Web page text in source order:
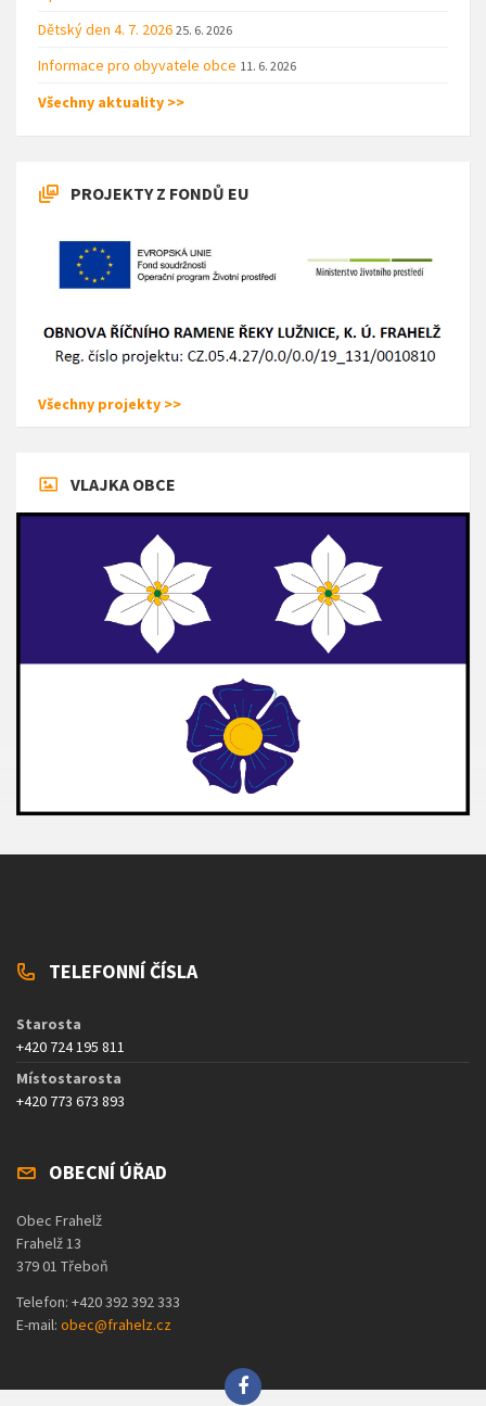
Dětský den 4. 7. 2026 25. 6. 2026
Informace pro obyvatele obce 11. 6. 2026
Všechny aktuality >>
PROJEKTY Z FONDŮ EU
Všechny projekty >>
VLAJKA OBCE
TELEFONNÍ ČÍSLA
Starosta
+420 724 195 811
Místostarosta
+420 773 673 893
OBECNÍ ÚŘAD
Obec Frahelž
Frahelž 13
379 01 Třeboň
Telefon: +420 392 392 333
E-mail: obec@frahelz.cz